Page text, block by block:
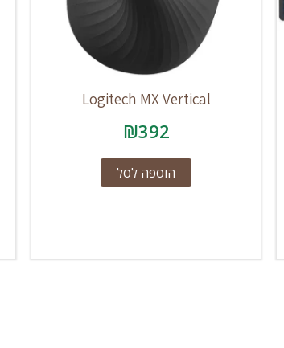
Logitech MX Vertical
₪392
הוספה לסל